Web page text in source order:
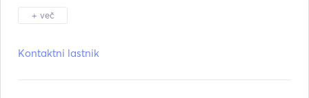
+ več
Kontaktni lastnik